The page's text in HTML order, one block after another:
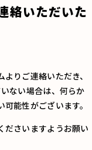
絡いただいた
りご連絡いただき、
ない場合は、何らか
能性がございます。
ださいますようお願い